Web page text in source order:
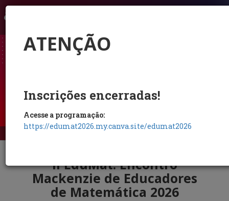
ATENÇÃO
Inscrições encerradas!
Acesse a programação:
https://edumat2026.my.canva.site/edumat2026
II EduMat: Encontro
Mackenzie de Educadores
de Matemática 2026